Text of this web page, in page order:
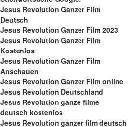
Jesus Revolution Ganzer Film
Deutsch
Jesus Revolution Ganzer Film 2023
Jesus Revolution Ganzer Film
Kostenlos
Jesus Revolution Ganzer Film
Anschauen
Jesus Revolution Ganzer Film online
Jesus Revolution Deutschland
Jesus Revolution ganze filme
deutsch kostenlos
Jesus Revolution ganzer film deutsch